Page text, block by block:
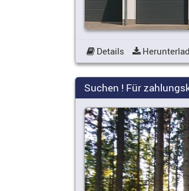
Details
Suchen ! Für